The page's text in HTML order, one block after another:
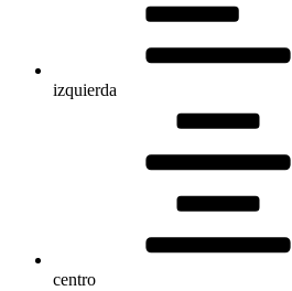
izquierda
centro